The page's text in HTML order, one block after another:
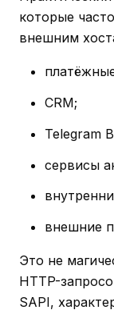
которые
внешним
CRM;
Telegram
сервисы
внешние
Это не
HTTP-
SAPI,